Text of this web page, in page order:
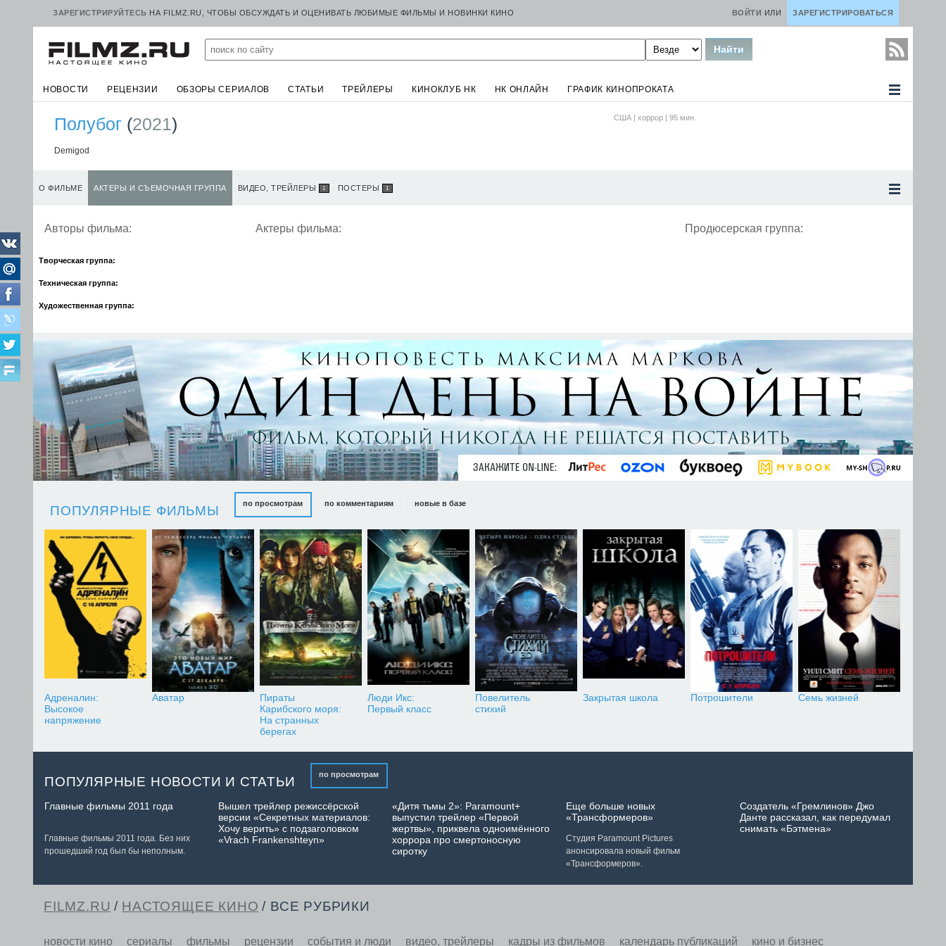
ЗАРЕГИСТРИРУЙТЕСЬ НА FILMZ.RU, ЧТОБЫ ОБСУЖДАТЬ И ОЦЕНИВАТЬ ЛЮБИМЫЕ ФИЛЬМЫ И НОВИНКИ КИНО ЗАРЕГИСТРИРОВАТЬСЯ
ВОЙТИ ИЛИ
НОВОСТИ РЕЦЕНЗИИ ОБЗОРЫ СЕРИАЛОВ СТАТЬИ ТРЕЙЛЕРЫ КИНОКЛУБ НК НК ОНЛАЙН ГРАФИК КИНОПРОКАТА
Полубог (2021)
Demigod
США | хоррор | 95 мин.
О ФИЛЬМЕ АКТЕРЫ И СЪЕМОЧНАЯ ГРУППА ВИДЕО, ТРЕЙЛЕРЫ 1 ПОСТЕРЫ 1
Авторы фильма: Актеры фильма: Продюсерская группа:
Творческая группа:
Техническая группа:
Художественная группа:
ПОПУЛЯРНЫЕ ФИЛЬМЫ по просмотрам
Адреналин:
Высокое
напряжение
Аватар
Пираты
Карибского моря:
На странных
берегах
Люди Икс:
Первый класс
Повелитель
стихий
Закрытая школа Потрошители Семь жизней
по комментариям новые в базе
ПОПУЛЯРНЫЕ НОВОСТИ И СТАТЬИ по просмотрам
Главные фильмы 2011 года
Главные фильмы 2011 года. Без них
прошедший год был бы неполным.
Вышел трейлер режиссёрской
версии «Секретных материалов:
Хочу верить» с подзаголовком
«Vrach Frankenshteyn»
«Дитя тьмы 2»: Paramount+
выпустил трейлер «Первой
жертвы», приквела одноимённого
хоррора про смертоносную
сиротку
Еще больше новых
«Трансформеров»
Студия Paramount Pictures
анонсировала новый фильм
«Трансформеров».
Создатель «Гремлинов» Джо
Данте рассказал, как передумал
снимать «Бэтмена»
FILMZ.RU / НАСТОЯЩЕЕ КИНО / ВСЕ РУБРИКИ
новости кино сериалы фильмы рецензии события и люди видео, трейлеры кадры из фильмов календарь публикаций кино и бизнес